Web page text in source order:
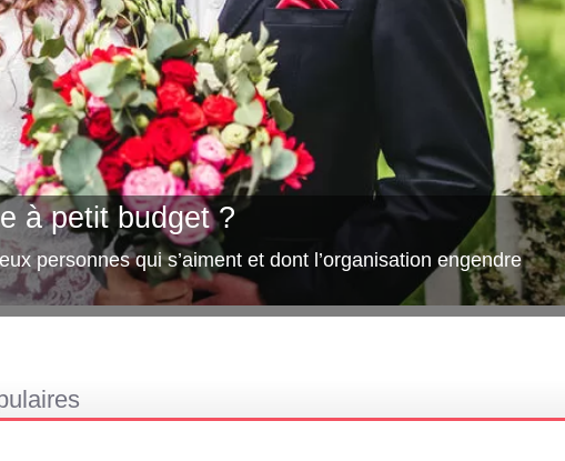
à petit budget ?
personnes qui s’aiment et dont l’organisation engendre